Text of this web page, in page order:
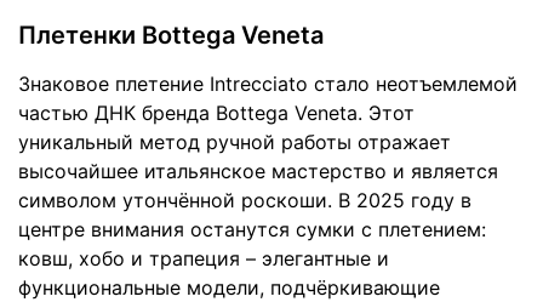
Плетенки Bottega Veneta
Знаковое плетение Intrecciato стало неотъемлемой
частью ДНК бренда Bottega Veneta. Этот
уникальный метод ручной работы отражает
высочайшее итальянское мастерство и является
символом утончённой роскоши. В 2025 году в
центре внимания останутся сумки с плетением:
ковш, хобо и трапеция – элегантные и
функциональные модели, подчёркивающие